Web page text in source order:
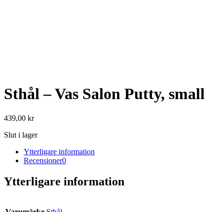
Sthål – Vas Salon Putty, small
439,00 kr
Slut i lager
Ytterligare information
Recensioner0
Ytterligare information